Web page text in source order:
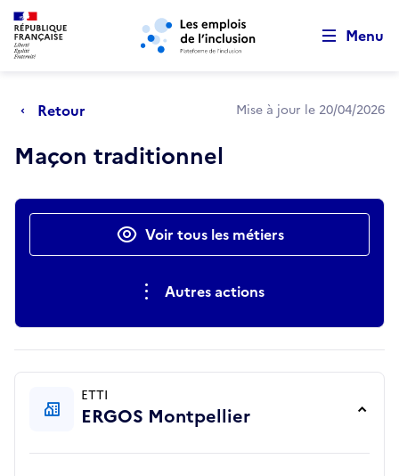
Aller au menu principal Aller au contenu principal
Menu
Retour Mise à jour le 20/04/2026
Maçon traditionnel
Actions rapidesVoir tous les métiers
Autres actions
ETTI
ERGOS Montpellier
Retour au début de la page
Panneau de gestion des cookies